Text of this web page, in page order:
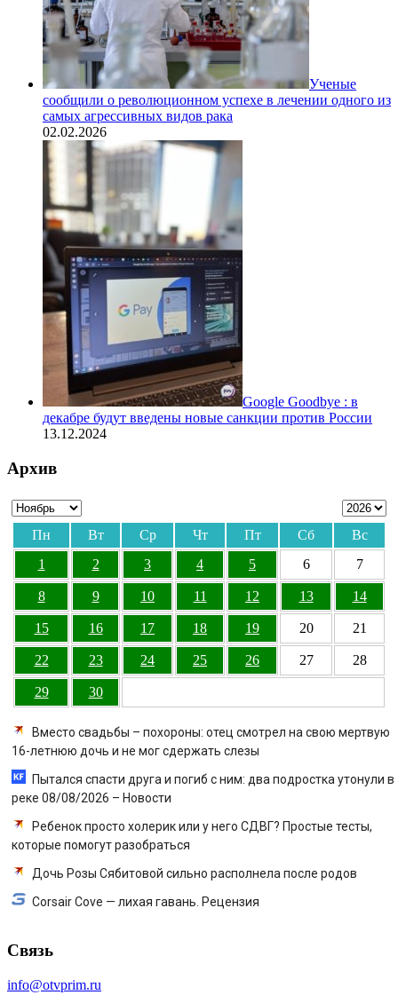
Ученые
сообщили о революционном успехе в лечении одного из
самых агрессивных видов рака
02.02.2026
Google Goodbye : в
декабре будут введены новые санкции против России
13.12.2024
Архив
Пн Вт Ср Чт Пт Сб
Вс
1
2 3 4 5 6 7
8 9 10 11 12 13 14
15 16 17 18 19 20 21
22 23 24 25 26 27 28
29 30
Вместо свадьбы – похороны: отец смотрел на свою мертвую
16-летнюю дочь и не мог сдержать слезы
Пытался спасти друга и погиб с ним: два подростка утонули в
реке 08/08/2026 – Новости
Ребенок просто холерик или у него СДВГ? Простые тесты,
которые помогут разобраться
Дочь Розы Сябитовой сильно располнела после родов
Corsair Cove — лихая гавань. Рецензия
Связь
info@otvprim.ru